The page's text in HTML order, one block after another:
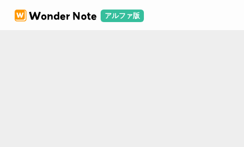
アルファ版